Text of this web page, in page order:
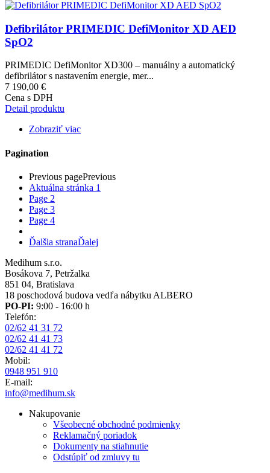
Defibrilátor PRIMEDIC DefiMonitor XD AED
SpO2
PRIMEDIC DefiMonitor XD300 – manuálny a automatický
defibrilátor s nastavením energie, mer...
7 190,00 €
Cena s DPH
Detail produktu
Zobraziť viac
Pagination
Previous pagePrevious
Aktuálna stránka 1
Page 2
Page 3
Page 4
Ďalšia stranaĎalej
Medihum s.r.o.
Bosákova 7, Petržalka
851 04, Bratislava
18 poschodová budova vedľa nábytku ALBERO
PO-PI: 9:00 - 16:00 h
Telefón:
02/62 41 31 72
02/62 41 41 73
02/62 41 41 72
Mobil:
0948 951 910
E-mail:
info@medihum.sk
Nakupovanie
Všeobecné obchodné podmienky
Reklamačný poriadok
Dokumenty na stiahnutie
Odstúpiť od zmluvy tu